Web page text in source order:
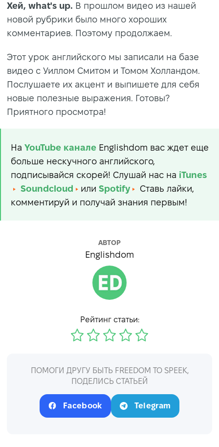
Хей, what's up. В прошлом видео из нашей
новой рубрики было много хороших
комментариев. Поэтому продолжаем.
Этот урок английского мы записали на базе
видео с Уиллом Смитом и Томом Холландом.
Послушаете их акцент и выпишете для себя
новые полезные выражения. Готовы?
Приятного просмотра!
На YouTube канале Englishdom вас ждет еще
больше нескучного английского,
подписывайся скорей! Слушай нас на iTunes
Soundcloud
или Spotify
Ставь лайки,
комментируй и получай знания первым!
АВТОР
Englishdom
Рейтинг статьи:
ПОМОГИ ДРУГУ БЫТЬ FREEDOM TO SPEEK,
ПОДЕЛИСЬ СТАТЬЕЙ
Facebook Telegram